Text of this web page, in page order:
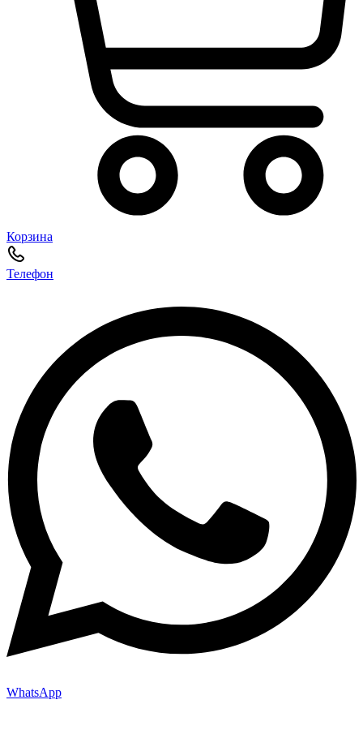
Корзина
Телефон
WhatsApp